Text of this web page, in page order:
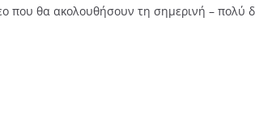
που θα ακολουθήσουν τη σημερινή –